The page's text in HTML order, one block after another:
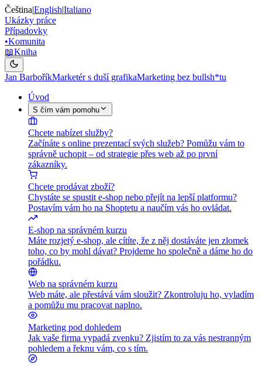
Čeština|English|Italiano
Ukázky práce
Případovky
•Komunita
📖Kniha
Jan BarboříkMarketér s duší grafikaMarketing bez bullsh*tu
Úvod
S čím vám pomohu
Chcete nabízet služby?
Začínáte s online prezentací svých služeb? Pomůžu vám to
správně uchopit – od strategie přes web až po první
zákazníky.
Chcete prodávat zboží?
Chystáte se spustit e-shop nebo přejít na lepší platformu?
Postavím vám ho na Shoptetu a naučím vás ho ovládat.
E-shop na správném kurzu
Máte rozjetý e-shop, ale cítíte, že z něj dostáváte jen zlomek
toho, co by mohl dávat? Projdeme ho společně a dáme ho do
pořádku.
Web na správném kurzu
Web máte, ale přestává vám sloužit? Zkontroluju ho, vyladím
a pomůžu mu pracovat naplno.
Marketing pod dohledem
Jak vaše firma vypadá zvenku? Zjistím to za vás nestranným
pohledem a řeknu vám, co s tím.